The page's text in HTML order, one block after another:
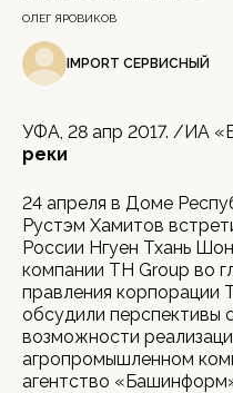
ОЛЕГ ЯРОВИКОВ
IMPORT СЕРВИСНЫЙ
УФА, 28 апр 2017. /ИА
реки
24 апреля в Доме
Рустэм Хамитов
России Нгуен Тхань
компании TH Group во
правления корпорации
обсудили перспективы
возможности
агропромышленном
агентство